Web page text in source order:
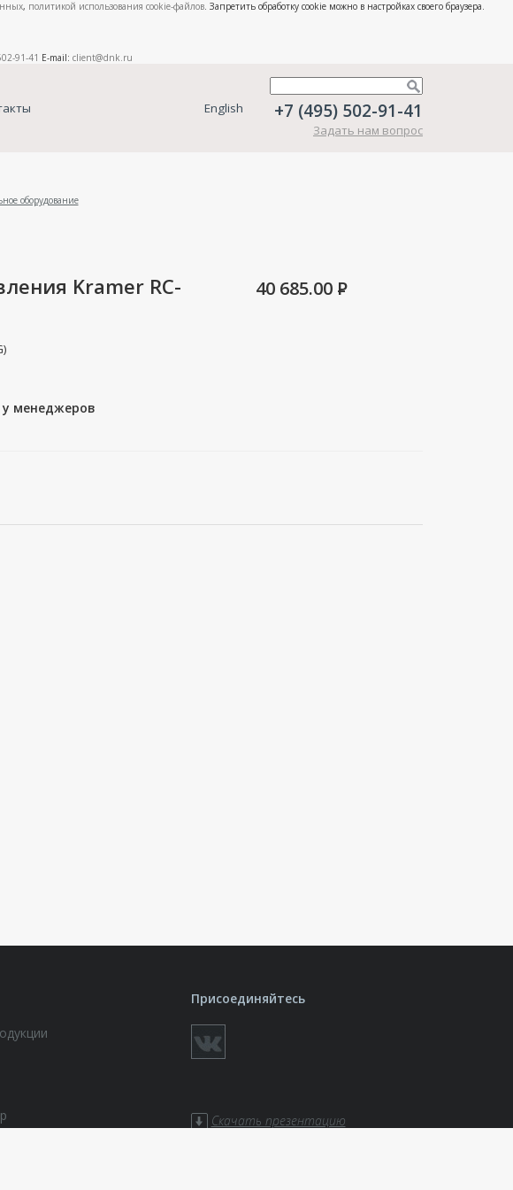
, политикой использования cookie-файлов. Запретить обработку cookie можно в настройках своего браузера.
91-41 E-mail: client@dnk.ru
English +7 (495) 502-91-41
Задать нам вопрос
оборудование
Kramer RC-
у менеджеров
40 685.00 P
Присоединяйтесь
Скачать презентацию